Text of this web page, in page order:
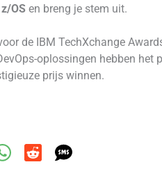
OSen breng je stem uit.
de IBM TechXchange
oplossingen hebben
prijs winnen.